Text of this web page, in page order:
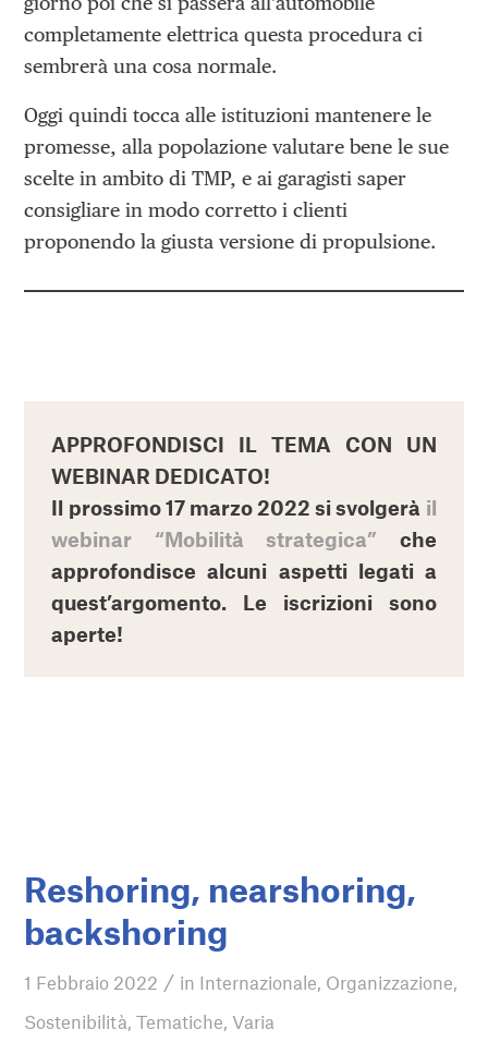
completamente elettrica questa procedura ci
sembrerà una cosa normale.
Oggi quindi tocca alle istituzioni mantenere le
promesse, alla popolazione valutare bene le sue
scelte in ambito di TMP, e ai garagisti saper
consigliare in modo corretto i clienti
proponendo la giusta versione di propulsione.
APPROFONDISCI IL TEMA CON UN
WEBINAR DEDICATO!
Il prossimo 17 marzo 2022 si svolgerà il
webinar “Mobilità strategica” che
approfondisce alcuni aspetti legati a
quest’argomento. Le iscrizioni sono
aperte!
Reshoring, nearshoring,
backshoring
1 Febbraio 2022 / in Internazionale Organizzazione
Sostenibilità ,Tematiche Varia